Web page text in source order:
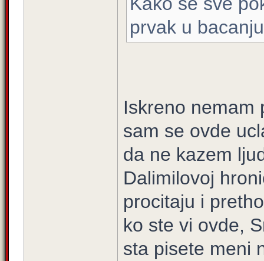
prvak u
Iskreno nemam
sam se ovde
da ne kazem
Dalimilovoj
procitaju i
ko ste vi ovde,
sta pisete meni